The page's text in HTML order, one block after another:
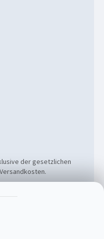
der gesetzlichen